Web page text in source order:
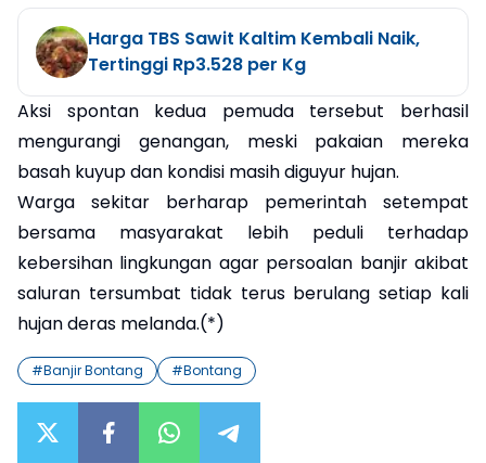
Harga TBS Sawit Kaltim Kembali Naik,
Tertinggi Rp3.528 per Kg
Aksi spontan kedua pemuda tersebut berhasil
mengurangi genangan, meski pakaian mereka
basah kuyup dan kondisi masih diguyur hujan.
Warga sekitar berharap pemerintah setempat
bersama masyarakat lebih peduli terhadap
kebersihan lingkungan agar persoalan banjir akibat
saluran tersumbat tidak terus berulang setiap kali
hujan deras melanda.(*)
#Banjir Bontang #Bontang